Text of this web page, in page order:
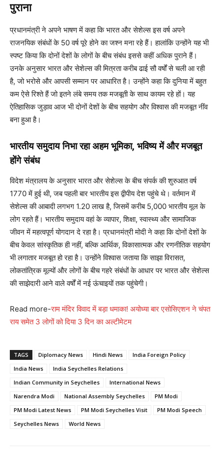
पुराना
प्रधानमंत्री ने अपने भाषण में कहा कि भारत और सेशेल्स इस वर्ष अपने
राजनयिक संबंधों के 50 वर्ष पूरे होने का जश्न मना रहे हैं। हालांकि उन्होंने यह भी
स्पष्ट किया कि दोनों देशों के लोगों के बीच संबंध इससे कहीं अधिक पुराने हैं।
उनके अनुसार भारत और सेशेल्स की मित्रता करीब ढाई सौ वर्षों से चली आ रही
है, जो भरोसे और आपसी सम्मान पर आधारित है। उन्होंने कहा कि दुनिया में बहुत
कम ऐसे रिश्ते हैं जो इतने लंबे समय तक मजबूती के साथ कायम रहे हों। यह
ऐतिहासिक जुड़ाव आज भी दोनों देशों के बीच सहयोग और विश्वास की मजबूत नींव
बना हुआ है।
भारतीय समुदाय निभा रहा अहम भूमिका, भविष्य में और मजबूत
होंगे संबंध
विदेश मंत्रालय के अनुसार भारत और सेशेल्स के बीच संपर्क की शुरुआत वर्ष
1770 में हुई थी, जब पहली बार भारतीय इस द्वीपीय देश पहुंचे थे। वर्तमान में
सेशेल्स की आबादी लगभग 1.20 लाख है, जिसमें करीब 5,000 भारतीय मूल के
लोग रहते हैं। भारतीय समुदाय वहां के व्यापार, शिक्षा, स्वास्थ्य और सामाजिक
जीवन में महत्वपूर्ण योगदान दे रहा है। प्रधानमंत्री मोदी ने कहा कि दोनों देशों के
बीच केवल सांस्कृतिक ही नहीं, बल्कि आर्थिक, विकासात्मक और रणनीतिक सहयोग
भी लगातार मजबूत हो रहा है। उन्होंने विश्वास जताया कि साझा विरासत,
लोकतांत्रिक मूल्यों और लोगों के बीच गहरे संबंधों के आधार पर भारत और सेशेल्स
की साझेदारी आने वाले वर्षों में नई ऊंचाइयों तक पहुंचेगी।
Read more-राम मंदिर विवाद में बड़ा धमाका! अयोध्या बार एसोसिएशन ने चंपत
राय समेत 3 लोगों को दिया 3 दिन का अल्टीमेटम
TAGS Diplomacy News Hindi News
India Foreign Policy
India News
India Seychelles Relations
Indian Community in Seychelles
International News
Narendra Modi
National Assembly Seychelles
PM Modi
PM Modi Latest News
PM Modi Seychelles Visit
PM Modi Speech
Seychelles News
World News